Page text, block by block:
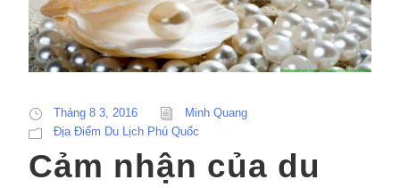
Tháng 8 3, 2016
Minh Quang
Địa Điểm Du Lịch Phú Quốc
Cảm nhận của du